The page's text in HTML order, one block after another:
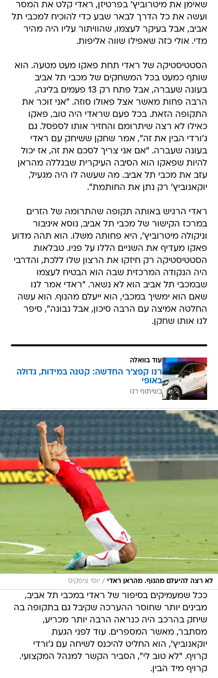
שאימן את מיטרוביץ' בפרטיזן, ראדי קלט את המסר
ועשה את כל הדרך לבאר שבע כדי להוכיח למכבי תל
אביב, אבל בעיקר לעצמו, שהוויתור עליו היה מהיר
מדי. אולי כזה שאפילו שווה אליפות.
הסטטיסטיקה של ראדי תחת פאקו מעט מטעה. הוא
שותף כמעט בכל המשחקים של מכבי תל אביב
בעונה שעברה, אבל פתח רק 13 פעמים בליגה,
הרבה פחות מאשר אצל פאולו סוזה. "אני זוכר את
התקופה הזאת. בכל פעם שראדי היה טוב, פאקו
כאילו לא רצה שיתרומם והחזיר אותו לספסל. גם
ג'ורדי הבין את זה", אמר שחקן ששיחק עם ראדי
בעונה שעברה. "אם אני צריך לסכם את זה, אז יכול
להיות שפאקו הוא הסיבה העיקרית שבגללה מהראן
עזב את מכבי תל אביב. מה שעשה לו היה מגעיל,
יוקאנוביץ' רק נתן את החותמת".
ראדי הרגיש באותה תקופה שהתרומה של הזרים
במרכז הקישור של מכבי תל אביב, נוסא איגיבור
וניקולה מיטרוביץ', היא פחותה משלו. הוא תהה מדוע
פאקו מעדיף את השניים הללו על פניו. טבלאות
הסטטיסטיקה רק חיזקו את הרצון שלו ללכת, והדרבי
היה הנקודה המרכזית שבה הוא הבטיח לעצמו
שבמכבי תל אביב הוא לא נשאר. "ראדי אמר לנו
שאם הוא ימשיך במכבי, הוא ייעלם מהנוף. הוא עשה
החלטה אמיצה עם הרבה סיכון, אבל נבונה", סיפר
לנו אותו שחקן.
עוד בוואלה
רנו קפצ'ר החדשה: קטנה במידות, גדולה
באופי
בשיתוף רנו
לא רצה להיעלם מהנוף. מהראן ראדי / יוסי ציפקיס
ככל שמעמיקים בסיפור של ראדי במכבי תל אביב,
מבינים יותר שחוסר ההערכה שקיבל גם בתקופה בה
שיחק בהרכב היה כנראה הרבה יותר מכריע,
מסתבר, מאשר המספרים. עוד לפני הגעת
יוקאנוביץ', הוא החליט להיכנס לשיחה עם ג'ורדי
קרויף. "לא טוב לי", הסביר הקשר למנהל המקצועי.
קרויף מיד הבין.